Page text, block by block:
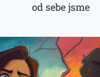
od sebe jsme